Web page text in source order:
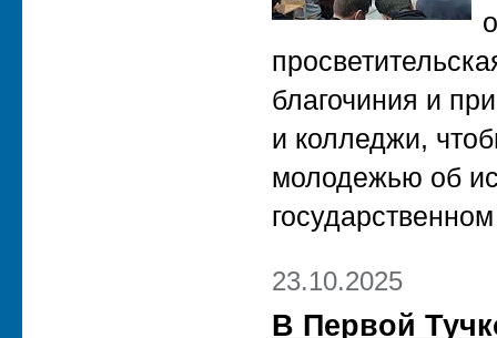
благочиния и
и колледжи,
молодежью об
23.10.2025
В Первой